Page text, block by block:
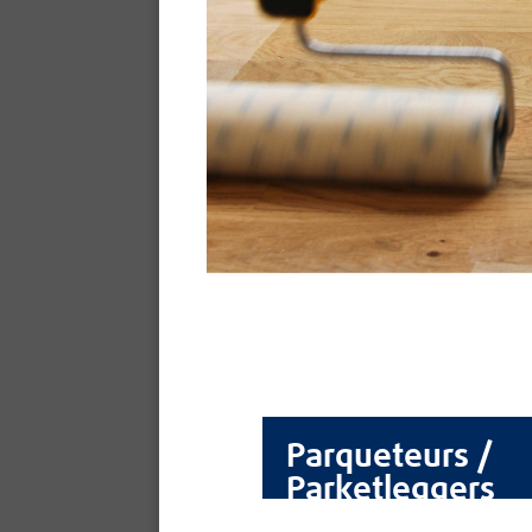
Parqueteurs /
Parketleggers